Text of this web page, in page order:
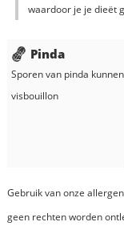
waardoor je je dieët
Pinda
Sporen van pinda
visbouillon
Gebruik van onze
geen rechten worden